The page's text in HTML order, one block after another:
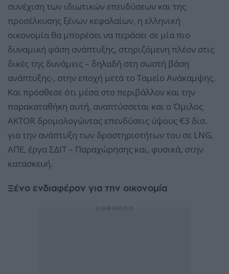
συνέχιση των ιδιωτικών επενδύσεων και της
προσέλκυσης ξένων κεφαλαίων, η ελληνική
οικονομία θα μπορέσει να περάσει σε μία πιο
δυναμική φάση ανάπτυξης, στηριζόμενη πλέον στις
δικές της δυνάμεις – δηλαδή στη σωστή βάση
ανάπτυξης-, στην εποχή μετά το Ταμείο Ανάκαμψης.
Και πρόσθεσε ότι μέσα στο περιβάλλον και την
παρακαταθήκη αυτή, αναπτύσσεται και ο Όμιλος
AKTOR δρομολογώντας επενδύσεις ύψους €3 δισ.
για την ανάπτυξη των δραστηριοτήτων του σε LNG,
ΑΠΕ, έργα ΣΔΙΤ – Παραχώρησης και, φυσικά, στην
κατασκευή.
Ξένο ενδιαφέρον για την οικονομία